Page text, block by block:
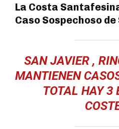
La Costa
Caso Sospechoso
SAN JAVIER ,
MANTIENEN
TOTAL HAY 3